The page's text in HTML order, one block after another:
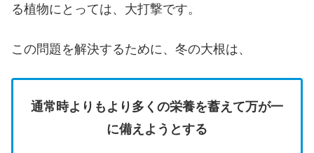
る植物にとっては、大打撃です。
この問題を解決するために、冬の大根は、
通常時よりもより多くの栄養を蓄えて万が一
に備えようとする